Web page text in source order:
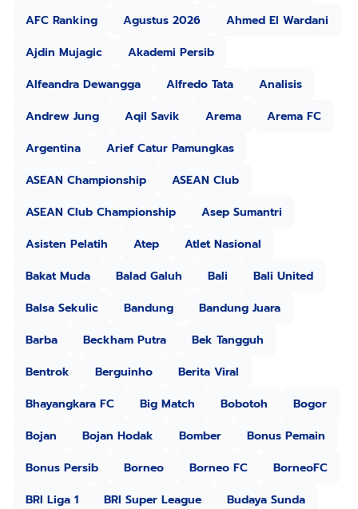
AFC Ranking
Agustus 2026
Ahmed El Wardani
Ajdin Mujagic
Akademi Persib
Alfeandra Dewangga
Alfredo Tata
Analisis
Andrew Jung
Aqil Savik Arema
Arema FC
Argentina
Arief Catur Pamungkas
ASEAN Championship
ASEAN Club
ASEAN Club Championship
Asep Sumantri
Asisten Pelatih
Atep
Atlet Nasional
Bakat Muda
Balad Galuh Bali
Bali United
Balsa Sekulic
Bandung
Bandung Juara
Barba
Beckham Putra
Bek Tangguh
Bentrok
Berguinho
Berita Viral
Bhayangkara FC
Big Match Bobotoh
Bogor
Bojan
Bojan Hodak Bomber
Bonus Pemain
Bonus Persib
Borneo Borneo FC
BorneoFC
BRI Liga 1
BRI Super League Budaya Sunda